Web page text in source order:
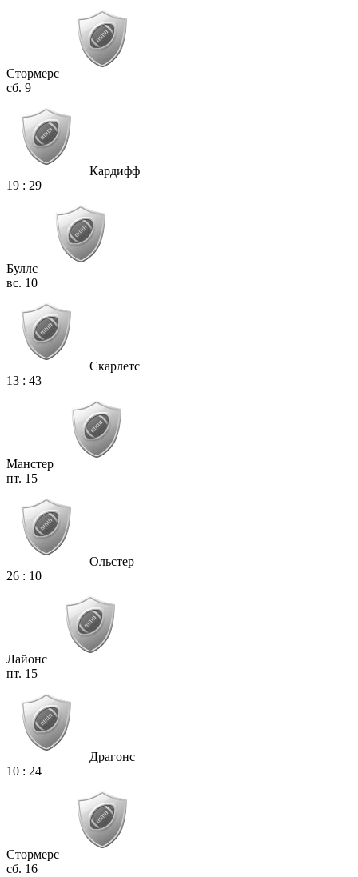
Стормерс
сб. 9
Кардифф
19 : 29
Буллс
вс. 10
Скарлетс
13 : 43
Манстер
пт. 15
Ольстер
26 : 10
Лайонс
пт. 15
Драгонс
10 : 24
Стормерс
сб. 16